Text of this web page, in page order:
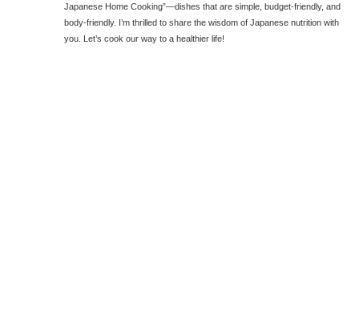
Japanese Home Cooking”—dishes that are simple, budget-friendly, and
body-friendly. I’m thrilled to share the wisdom of Japanese nutrition with
you. Let’s cook our way to a healthier life!